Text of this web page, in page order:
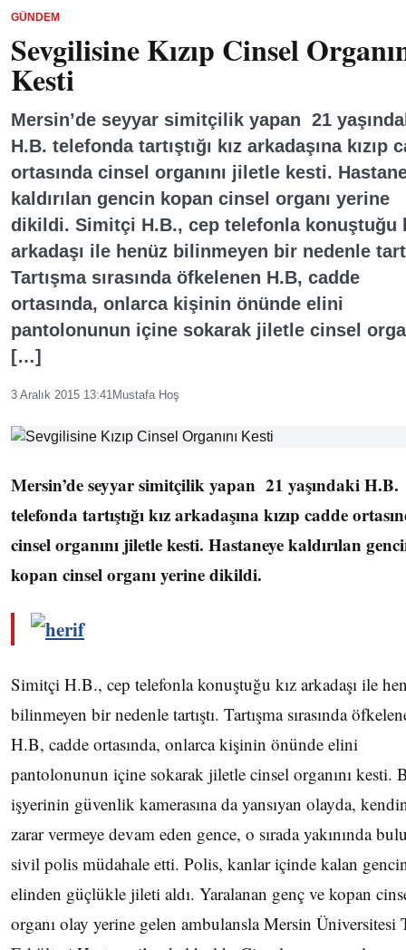
GÜNDEM
Sevgilisine Kızıp Cinsel
Kesti
Mersin’de seyyar simitçilik yapan 21
H.B. telefonda tartıştığı kız arkadaşına kızıp
ortasında cinsel organını jiletle kesti.
kaldırılan gencin kopan cinsel organı yerine
dikildi. Simitçi H.B., cep telefonla konuştuğu
arkadaşı ile henüz bilinmeyen bir nedenle
Tartışma sırasında öfkelenen H.B, cadde
ortasında, onlarca kişinin önünde elini
pantolonunun içine sokarak jiletle cinsel
[…]
3 Aralık 2015 13:41Mustafa Hoş
Mersin’de seyyar simitçilik yapan 21 yaşındaki H.B.
telefonda tartıştığı kız arkadaşına kızıp cadde
cinsel organını jiletle kesti. Hastaneye kaldırılan
kopan cinsel organı yerine dikildi.
Simitçi H.B., cep telefonla konuştuğu kız arkadaşı ile
bilinmeyen bir nedenle tartıştı. Tartışma sırasında
H.B, cadde ortasında, onlarca kişinin önünde elini
pantolonunun içine sokarak jiletle cinsel organını kesti.
işyerinin güvenlik kamerasına da yansıyan olayda,
zarar vermeye devam eden gence, o sırada yakınında
sivil polis müdahale etti. Polis, kanlar içinde kalan
elinden güçlükle jileti aldı. Yaralanan genç ve kopan
organı olay yerine gelen ambulansla Mersin Üniversitesi